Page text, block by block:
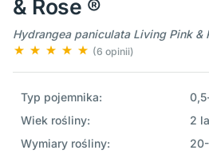
& Rose ®
Hydrangea paniculata Living Pink &
(6 opinii)
Typ pojemnika:
Wiek rośliny:
2
Wymiary rośliny: